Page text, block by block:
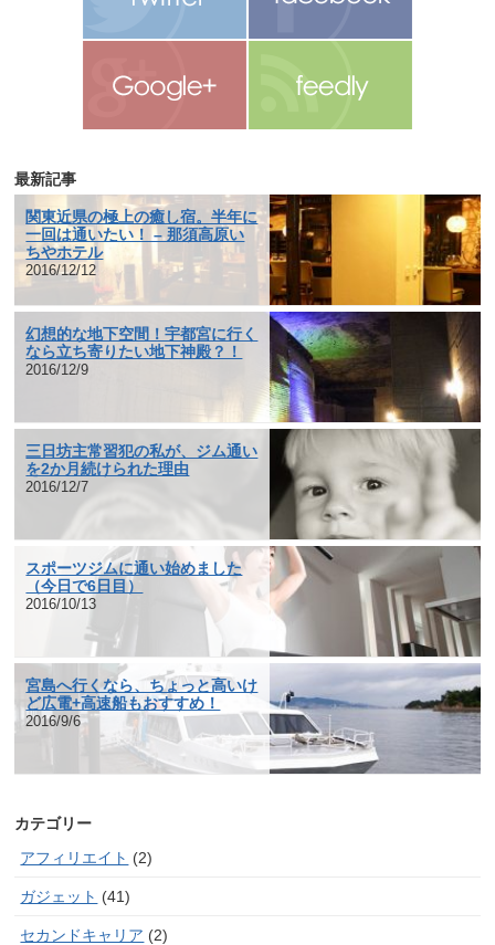
最新記事
関東近県の極上の癒し宿。半年に
一回は通いたい！ – 那須高原い
ちやホテル
2016/12/12
幻想的な地下空間！宇都宮に行く
なら立ち寄りたい地下神殿？！
2016/12/9
三日坊主常習犯の私が、ジム通い
を2か月続けられた理由
2016/12/7
スポーツジムに通い始めました
（今日で6日目）
2016/10/13
宮島へ行くなら、ちょっと高いけ
ど広電+高速船もおすすめ！
2016/9/6
カテゴリー
アフィリエイト (2)
ガジェット (41)
セカンドキャリア (2)